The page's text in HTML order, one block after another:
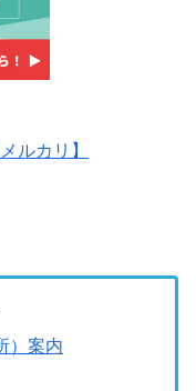
メルカリ】
）案内